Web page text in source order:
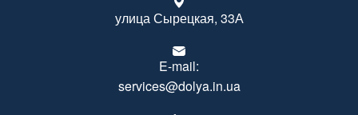
улица Сырецкая, 33А
E-mail:
services@dolya.in.ua